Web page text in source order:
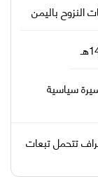
باليمن
سياسية
تتحمل تبعات